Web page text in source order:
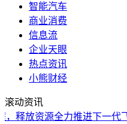
智能汽车
商业消费
信息流
企业天眼
热点资讯
小熊财经
滚动资讯
释放资源全力推进下一代飞
安徽卫视播出国内首部全AI
印度德里高等法院裁定：
国产算力新突破：海光DCU